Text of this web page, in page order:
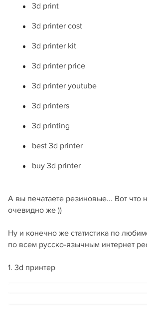
3d print
3d printer cost
3d printer kit
3d printer price
3d printer youtube
3d printers
3d printing
best 3d printer
buy 3d printer
А вы печатаете резиновые... Вот что
очевидно же ))
Ну и конечно же статистика по
по всем русско-язычным интернет
1. 3d принтер